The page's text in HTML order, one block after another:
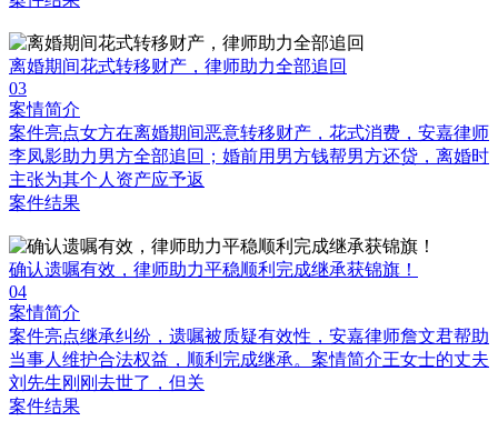
离婚期间花式转移财产，律师助力全部追回
03
案情简介
案件亮点女方在离婚期间恶意转移财产，花式消费，安嘉律师
李凤影助力男方全部追回；婚前用男方钱帮男方还贷，离婚时
主张为其个人资产应予返
案件结果
确认遗嘱有效，律师助力平稳顺利完成继承获锦旗！
04
案情简介
案件亮点继承纠纷，遗嘱被质疑有效性，安嘉律师詹文君帮助
当事人维护合法权益，顺利完成继承。案情简介王女士的丈夫
刘先生刚刚去世了，但关
案件结果